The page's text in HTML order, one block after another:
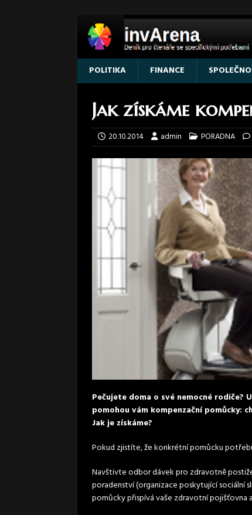
POLITIKA FINANCE
Jak získáme
20.10.2014 admin PORADNA
Pečujete doma o své nemocné rodiče?
pomohou vám kompenzační pomůcky:
Jak je získáme?
Pokud zjistíte, že konkrétní pomůcku
Navštivte odbor dávek pro zdravotně
poradenství (organizace poskytující sociální
pomůcky přispívá vaše zdravotní